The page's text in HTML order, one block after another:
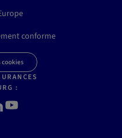
conforme
cookies
:
Youtube